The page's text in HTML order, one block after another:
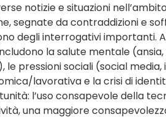
notizie e situazioni
segnate da contraddizioni e
degli interrogativi importanti.
la salute mentale
le pressioni sociali (social
lavorativa e la crisi di
l’uso consapevole della
una maggiore
Eventi
4 eventi
Eventi Religiosi